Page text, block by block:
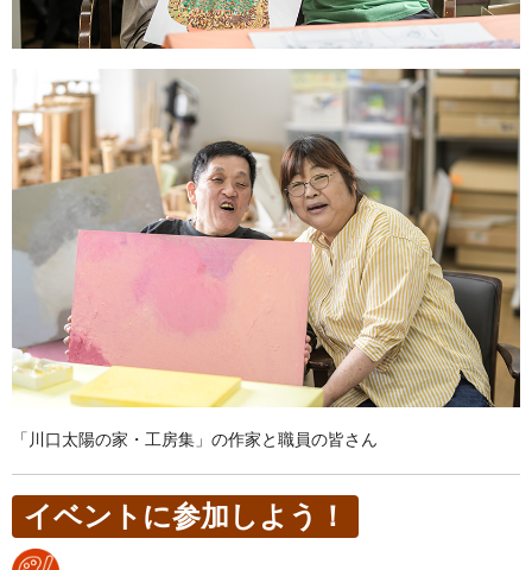
「川口太陽の家・工房集」の作家と職員の皆さん
イベントに参加しよう！